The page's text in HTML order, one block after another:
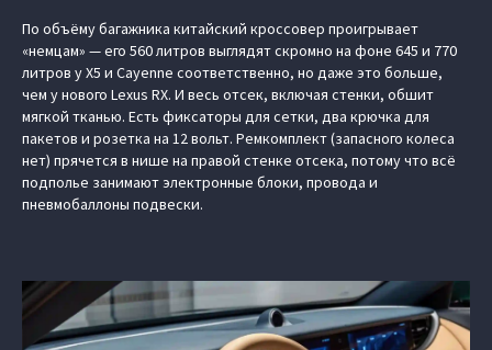
По объёму багажника китайский кроссовер проигрывает
«немцам» — его 560 литров выглядят скромно на фоне 645 и 770
литров у X5 и Cayenne соответственно, но даже это больше,
чем у нового Lexus RX. И весь отсек, включая стенки, обшит
мягкой тканью. Есть фиксаторы для сетки, два крючка для
пакетов и розетка на 12 вольт. Ремкомплект (запасного колеса
нет) прячется в нише на правой стенке отсека, потому что всё
подполье занимают электронные блоки, провода и
пневмобаллоны подвески.